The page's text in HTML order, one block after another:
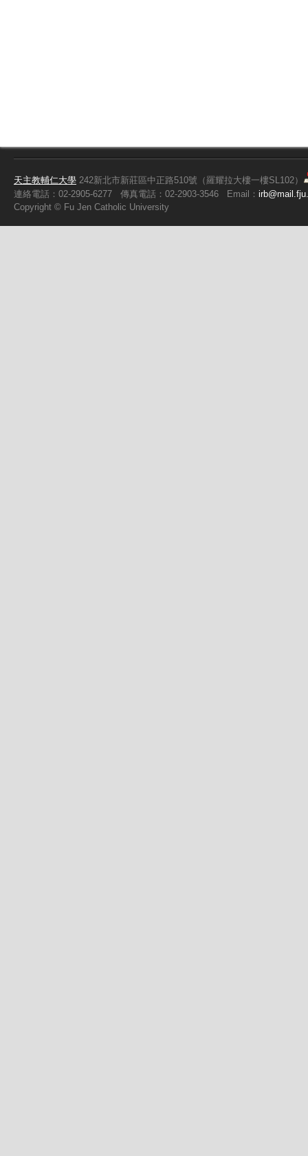
天主教輔仁大學 242新北市新莊區中正路510號（羅耀拉大樓一樓SL102）
連絡電話：02-2905-6277
傳真電話：02-2903-3546 Email：
Copyright © Fu Jen Catholic University